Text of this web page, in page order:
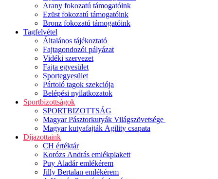
Arany fokozatú támogatóink
Ezüst fokozatú támogatóink
Bronz fokozatú támogatóink
Tagfelvétel
Általános tájékoztató
Fajtagondozói pályázat
Vidéki szervezet
Fajta egyesület
Sportegyesület
Pártoló tagok szekciója
Belépési nyilatkozatok
Sportbizottságok
SPORTBIZOTTSÁG
Magyar Pásztorkutyák Világszövetsége
Magyar kutyafajták Agility csapata
Díjazottaink
CH értéktár
Korózs András emlékplakett
Puy Aladár emlékérem
Jilly Bertalan emlékérem